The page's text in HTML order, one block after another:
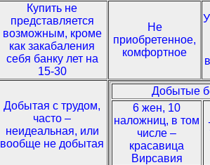
Купить не
представляется
возможным, кроме
как закабаления
себя банку лет на
15-30
Не
приобретенное,
комфортное
Добытая с трудом,
часто –
неидеальная, или
вообще не добытая
Добытые
6 жен, 10
наложниц, в том
числе –
красавица
Вирсавия